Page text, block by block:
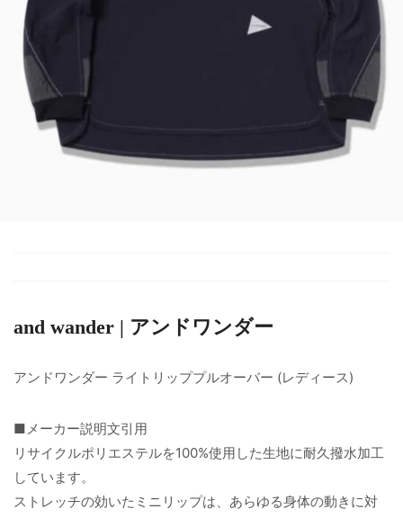
and wander | アンドワンダー
アンドワンダー ライトリッププルオーバー (レディース)
■メーカー説明文引用
リサイクルポリエステルを100%使用した生地に耐久撥水加工
しています。
ストレッチの効いたミニリップは、あらゆる身体の動きに対